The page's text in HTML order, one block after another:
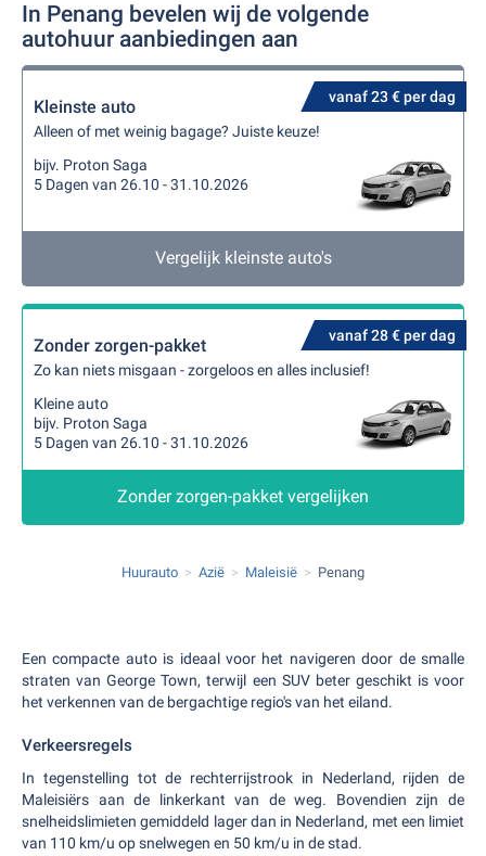
In Penang bevelen wij de volgende
autohuur aanbiedingen aan
vanaf 23 € per dag
Kleinste auto
Alleen of met weinig bagage? Juiste keuze!
bijv. Proton Saga
5 Dagen van 26.10 - 31.10.2026
Vergelijk kleinste auto's
vanaf 28 € per dag
Zonder zorgen-pakket
Zo kan niets misgaan - zorgeloos en alles inclusief!
Kleine auto
bijv. Proton Saga
5 Dagen van 26.10 - 31.10.2026
Zonder zorgen-pakket vergelijken
Huurauto Azië Maleisië Penang
Een compacte auto is ideaal voor het navigeren door de smalle
straten van George Town, terwijl een SUV beter geschikt is voor
het verkennen van de bergachtige regio's van het eiland.
Verkeersregels
In tegenstelling tot de rechterrijstrook in Nederland, rijden de
Maleisiërs aan de linkerkant van de weg. Bovendien zijn de
snelheidslimieten gemiddeld lager dan in Nederland, met een limiet
van 110 km/u op snelwegen en 50 km/u in de stad.